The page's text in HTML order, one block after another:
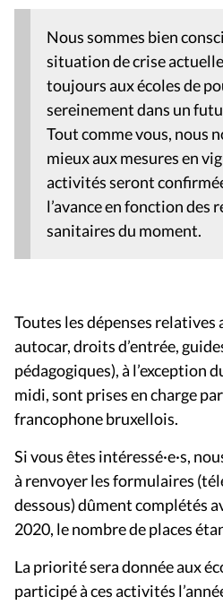
Nous sommes bien
situation de crise
toujours aux écoles de
sereinement dans un
Tout comme vous, nous
mieux aux mesures en
activités seront
l’avance en fonction des
sanitaires du moment.
Toutes les dépenses
autocar, droits d’entrée,
pédagogiques), à l’exception
midi, sont prises en charge
francophone bruxellois.
Si vous êtes intéressé·e·s,
à renvoyer les formulaires
dessous) dûment complétés
2020, le nombre de places
La priorité sera donnée aux
participé à ces activités